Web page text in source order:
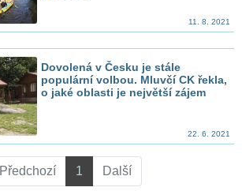
11. 8. 2021
Dovolená v Česku je stále
populární volbou. Mluvčí CK řekla,
o jaké oblasti je největší zájem
22. 6. 2021
Předchozí 1 Další